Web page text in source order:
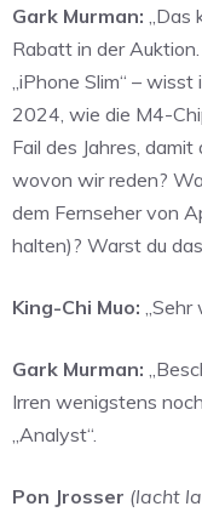
Gark Murman: „Das
Rabatt in der
„iPhone Slim“ –
2024, wie die M4-
Fail des Jahres,
wovon wir reden?
dem Fernseher von
halten)? Warst du
King-Chi Muo: „Sehr
Gark Murman:
Irren wenigstens
„Analyst“.
Pon Jrosser (lacht